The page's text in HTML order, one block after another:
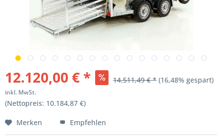
12.120,00 € * 14.511,49 € * (16,48% gespart)
inkl. MwSt.
(Nettopreis: 10.184,87 €)
Merken Empfehlen